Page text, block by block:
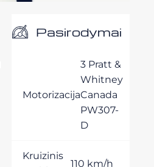
Pasirodymai
Motorizacija
3 Pratt &
Whitney
Canada
PW307-
D
Kruizinis
110 km/h